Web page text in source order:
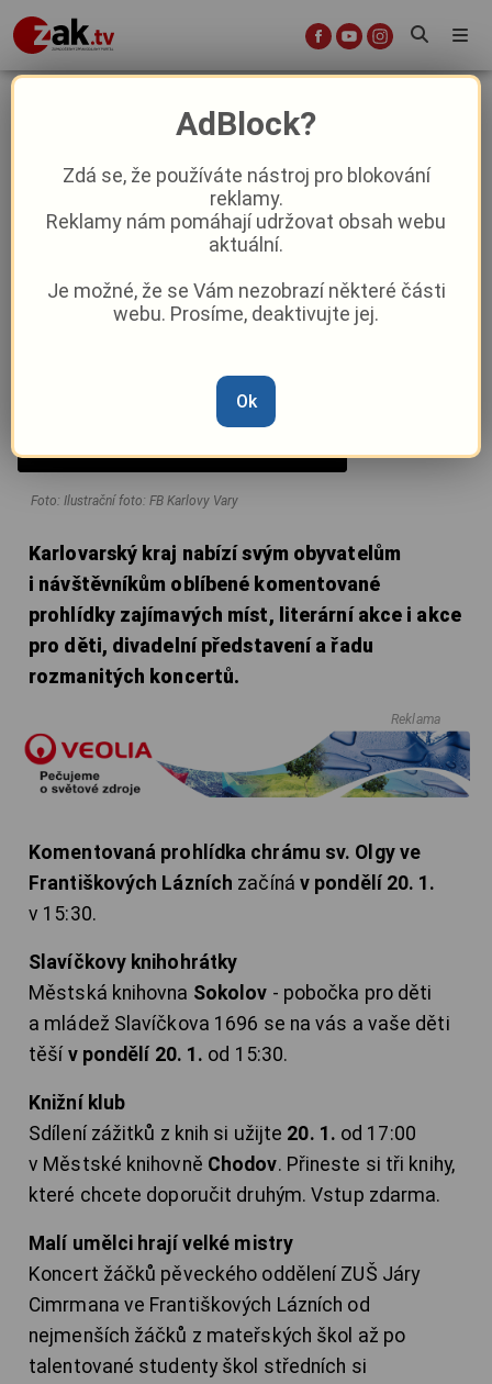
Kam se můžete vypravit v kraji
léčivých pramenů tento týden?
20. 1. 2025|05:28
Foto: Ilustrační foto: FB Karlovy Vary
Karlovarský kraj nabízí svým obyvatelům
i návštěvníkům oblíbené komentované
prohlídky zajímavých míst, literární akce i akce
pro děti, divadelní představení a řadu
rozmanitých koncertů.
Reklama
Komentovaná prohlídka chrámu sv. Olgy ve
Františkových Lázních začíná v pondělí 20. 1.
v 15:30.
Slavíčkovy knihohrátky
Městská knihovna Sokolov - pobočka pro děti
a mládež Slavíčkova 1696 se na vás a vaše děti
těší v pondělí 20. 1. od 15:30.
Knižní klub
Sdílení zážitků z knih si užijte 20. 1. od 17:00
v Městské knihovně Chodov. Přineste si tři knihy,
které chcete doporučit druhým. Vstup zdarma.
Malí umělci hrají velké mistry
Koncert žáčků pěveckého oddělení ZUŠ Járy
Cimrmana ve Františkových Lázních od
nejmenších žáčků z mateřských škol až po
talentované studenty škol středních si
AdBlock?
Zdá se, že používáte nástroj pro blokování
reklamy.
Reklamy nám pomáhají udržovat obsah webu
aktuální.
Je možné, že se Vám nezobrazí některé části
webu. Prosíme, deaktivujte jej.
Ok